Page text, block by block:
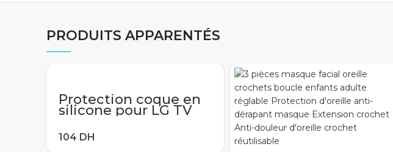
PRODUITS APPARENTÉS
Protection coque en
silicone pour LG TV
AN-MR600 650 AN-
MR18BA MR19BA
télécommande Magic